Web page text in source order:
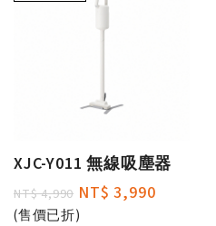
XJC-Y011 無線吸塵器
NT$ 4,990 NT$ 3,990
(售價已折)